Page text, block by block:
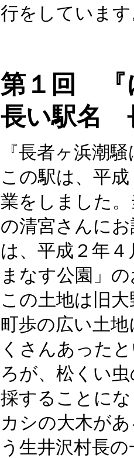
行をしていま
第１回
長い駅名
『長者ヶ浜潮
この駅は、平
業をしました
の清宮さんに
は、平成２年
まなす公園」
この土地は旧
町歩の広い土
くさんあった
ろが、松くい
採することに
カシの大木が
う生井沢村長